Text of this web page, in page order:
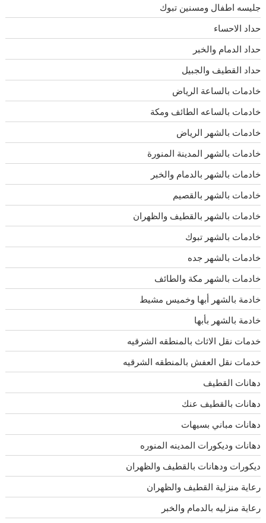
جليسه اطفال ومسنين تبوك
حداد الاحساء
حداد الدمام والخبر
حداد القطيف والجبيل
خادمات بالساعة الرياض
خادمات بالساعه الطائف ومكة
خادمات بالشهر الرياض
خادمات بالشهر المدينة المنورة
خادمات بالشهر بالدمام والخبر
خادمات بالشهر بالقصيم
خادمات بالشهر بالقطيف والظهران
خادمات بالشهر تبوك
خادمات بالشهر جده
خادمات بالشهر مكة والطائف
خادمة بالشهر أبها وخميس مشيط
خادمة بالشهر بأبها
خدمات نقل الاثاث بالمنطقه الشرقيه
خدمات نقل العفش بالمنطقه الشرقيه
دهانات القطيف
دهانات بالقطيف عنك
دهانات مباني بسيهات
دهانات وديكورات المدينه المنوره
ديكورات ودهانات بالقطيف والظهران
رعاية منزلية القطيف والظهران
رعاية منزليه بالدمام والخبر